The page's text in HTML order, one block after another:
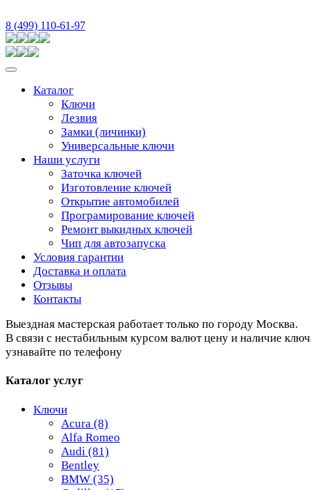
8 (499) 110-61-97
Каталог
Ключи
Лезвия
Замки (личинки)
Универсальные ключи
Наши услуги
Заточка ключей
Изготовление ключей
Открытие автомобилей
Програмирование ключей
Ремонт выкидных ключей
Чип для автозапуска
Условия гарантии
Доставка и оплата
Отзывы
Контакты
Выездная мастерская работает только по городу Москва.
В связи с нестабильным курсом валют цену и наличие
узнавайте по телефону
Каталог услуг
Ключи
Acura (8)
Alfa Romeo
Audi (81)
Bentley
BMW (35)